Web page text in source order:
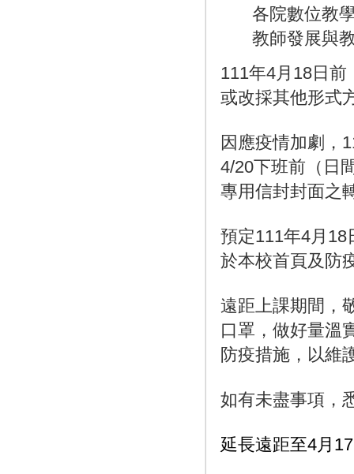
各院數位教
教師發展與
111年4月18日
或改採其他形式
因應疫情加劇，
4/20下班前（日
專用信封封面之
預定111年4月
於本校首頁及防
遠距上課期間，
口罩，做好量溫
防疫措施，以維
如有未盡事項，
延長遠距至4月